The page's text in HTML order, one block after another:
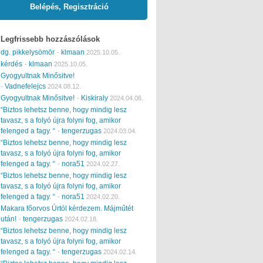
Belépés, Regisztráció
Legfrissebb hozzászólások
dg. pikkelysömör - klmaan 2025.10.05.
kérdés - klmaan 2025.10.05.
Gyogyultnak Minősitve!
- Vadnefelejcs 2024.08.12.
Gyogyultnak Minősitve! - Kiskiraly 2024.04.06.
“Biztos lehetsz benne, hogy mindig lesz
tavasz, s a folyó újra folyni fog, amikor
felenged a fagy. “ - tengerzugas 2024.03.04.
“Biztos lehetsz benne, hogy mindig lesz
tavasz, s a folyó újra folyni fog, amikor
felenged a fagy. “ - nora51 2024.02.27.
“Biztos lehetsz benne, hogy mindig lesz
tavasz, s a folyó újra folyni fog, amikor
felenged a fagy. “ - nora51 2024.02.20.
Makara főorvos Úrtól kérdezem. Májműtét
után! - tengerzugas 2024.02.18.
“Biztos lehetsz benne, hogy mindig lesz
tavasz, s a folyó újra folyni fog, amikor
felenged a fagy. “ - tengerzugas 2024.02.14.